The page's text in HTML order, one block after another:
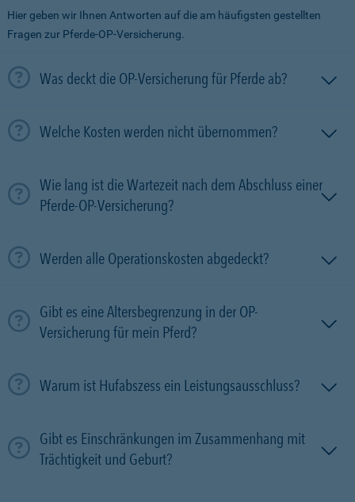
Hier geben wir Ihnen Antworten auf die am häufigsten gestellten
Fragen zur Pferde-OP-Versicherung.
Was deckt die OP-Versicherung für Pferde ab?
Welche Kosten werden nicht übernommen?
Wie lang ist die Wartezeit nach dem Abschluss einer
Pferde-OP-Versicherung?
Werden alle Operationskosten abgedeckt?
Gibt es eine Altersbegrenzung in der OP-
Versicherung für mein Pferd?
Warum ist Hufabszess ein Leistungsausschluss?
Gibt es Einschränkungen im Zusammenhang mit
Trächtigkeit und Geburt?